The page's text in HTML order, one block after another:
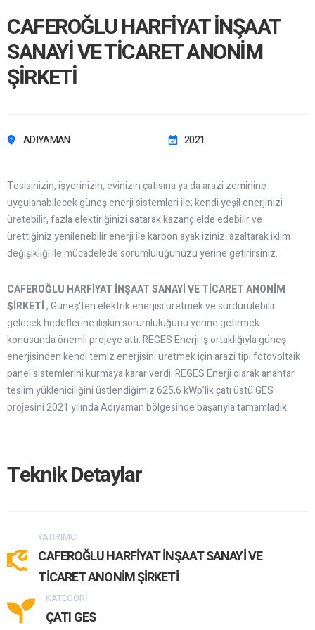
EPC
ÜRÜN SATIŞ
PROJELER
TÜM PROJELER
ARAZİ TİPİ
EVSEL
CAFEROĞLU HARFİYAT İNŞAAT
SANAYİ VE TİCARET ANONİM
ŞİRKETİ
ADIYAMAN 2021
Tesisinizin, işyerinizin, evinizin çatısına ya da arazi zeminine
uygulanabilecek güneş enerji sistemleri ile; kendi yeşil enerjinizi
üretebilir, fazla elektiriğinizi satarak kazanç elde edebilir ve
ürettiğiniz yenilenebilir enerji ile karbon ayak izinizi azaltarak iklim
değişikliği ile mücadelede sorumluluğunuzu yerine getirirsiniz.
CAFEROĞLU HARFİYAT İNŞAAT SANAYİ VE TİCARET ANONİM
ŞİRKETİ, Güneş'ten elektrik enerjisi üretmek ve sürdürülebilir
gelecek hedeflerine ilişkin sorumluluğunu yerine getirmek
konusunda önemli projeye attı. REGES Enerji iş ortaklığıyla güneş
enerjisinden kendi temiz enerjisini üretmek için arazi tipi fotovoltaik
panel sistemlerini kurmaya karar verdi. REGES Enerji olarak anahtar
teslim yükleniciliğini üstlendiğimiz 625,6 kWp’lik çatı üstü GES
projesini 2021 yılında Adıyaman bölgesinde başarıyla tamamladık.
Teknik Detaylar
YATIRIMCI
CAFEROĞLU HARFİYAT İNŞAAT SANAYİ VE
TİCARET ANONİM ŞİRKETİ
KATEGORİ
ÇATI GES